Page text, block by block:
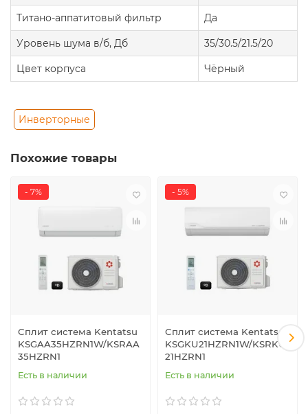
Титано-аппатитовый фильтр Да
Уровень шума в/б, Дб 35/30.5/21.5/20
Цвет корпуса Чёрный
Инверторные
Похожие товары
- 7%
Сплит система Kentatsu
KSGAA35HZRN1W/KSRAA
35HZRN1
Есть в наличии
- 5%
Сплит система Kentatsu
KSGKU21HZRN1W/KSRKU
21HZRN1
Есть в наличии